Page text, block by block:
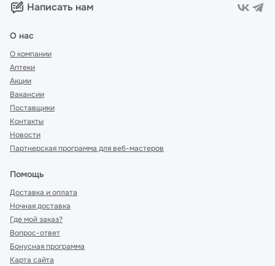
Написать нам
О нас
О компании
Аптеки
Акции
Вакансии
Поставщики
Контакты
Новости
Партнерская программа для веб-мастеров
Помощь
Доставка и оплата
Ночная доставка
Где мой заказ?
Вопрос-ответ
Бонусная программа
Карта сайта